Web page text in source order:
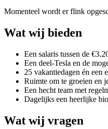
Momenteel wordt er flink
Wat wij bieden
Een salaris tussen de
Een deel-Tesla en de
25 vakantiedagen én een
Ruimte om te groeien en
Een hecht team met
Dagelijks een heerlijke
Wat wij vragen